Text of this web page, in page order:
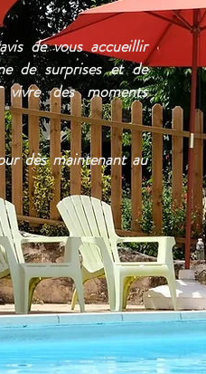
de vous accueillir
de surprises et de
vivre des moments
dès maintenant au